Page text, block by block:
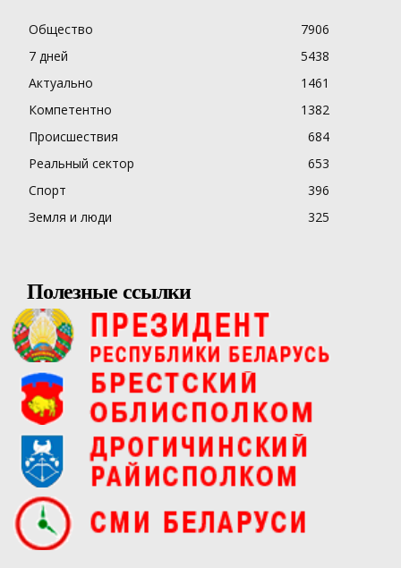
Общество
7906
7 дней
5438
Актуально
1461
Компетентно
1382
Происшествия
684
Реальный сектор
653
Спорт
396
Земля и люди
325
Полезные ссылки